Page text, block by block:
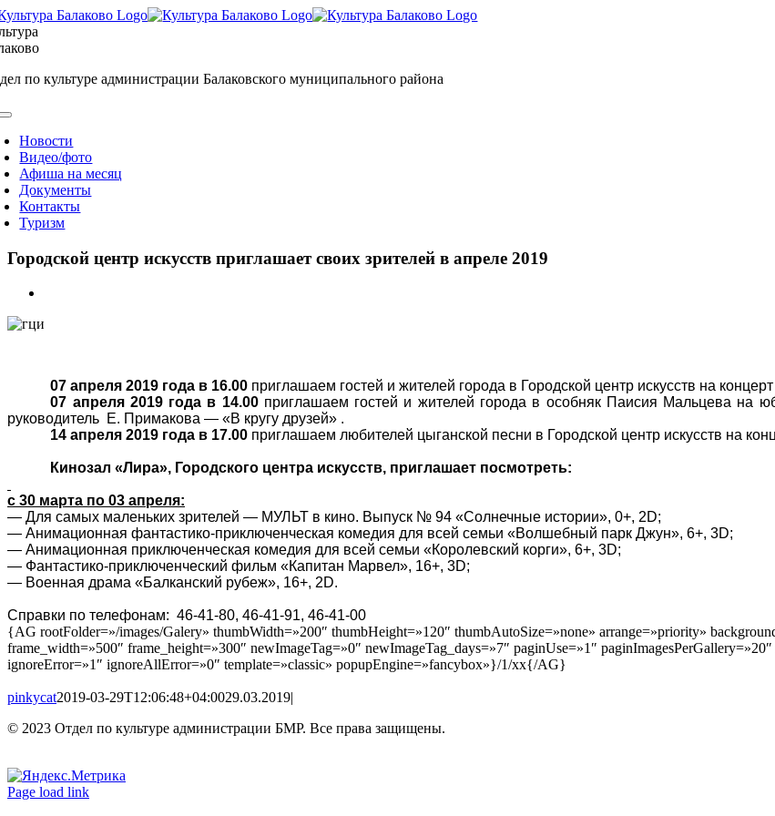
Skip
to
content
по культуре администрации Балаковского муниципального района
Новости
Видео/фото
Афиша на месяц
Документы
Контакты
Туризм
Городской центр искусств приглашает своих зрителей в апреле 2019
Image
07 апреля 2019 года в 16.00 приглашаем гостей и жителей города в Городской центр искусств на
07 апреля 2019 года в 14.00приглашаем гостей и жителей города в особняк Паисия Мальцева на
руководитель Е. Примакова — «В кругу друзей» .
14 апреля 2019 года в 17.00 приглашаем любителей цыганской песни в Городской центр искусств на
Кинозал «Лира», Городского центра искусств, приглашает посмотреть:
с 30 марта по 03 апреля:
— Для самых маленьких зрителей — МУЛЬТ в кино. Выпуск № 94 «Солнечные истории», 0+, 2D;
— Анимационная фантастико-приключенческая комедия для всей семьи «Волшебный парк Джун», 6+, 3D;
— Анимационная приключенческая комедия для всей семьи «Королевский корги», 6+, 3D;
— Фантастико-приключенческий фильм «Капитан Марвел», 16+, 3D;
— Военная драма «Балканский рубеж», 16+, 2D.
Справки по телефонам: 46-41-80, 46-41-91, 46-41-00
{AG rootFolder=»/images/Galery» thumbWidth=»200″ thumbHeight=»120″ thumbAutoSize=»none» arrange=»priority»
frame_width=»500″ frame_height=»300″ newImageTag=»0″ newImageTag_days=»7″ paginUse=»1″
ignoreError=»1″ ignoreAllError=»0″ template=»classic» popupEngine=»fancybox»}/1/xx{/AG}
pinkycat2019-03-29T12:06:48+04:0029.03.2019|
© 2023 Отдел по культуре администрации БМР. Все права защищены.
Вконтакте
Одноклассники
Page load link